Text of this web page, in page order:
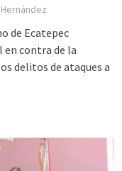
de Ecatepec
en contra de la
delitos de ataques a